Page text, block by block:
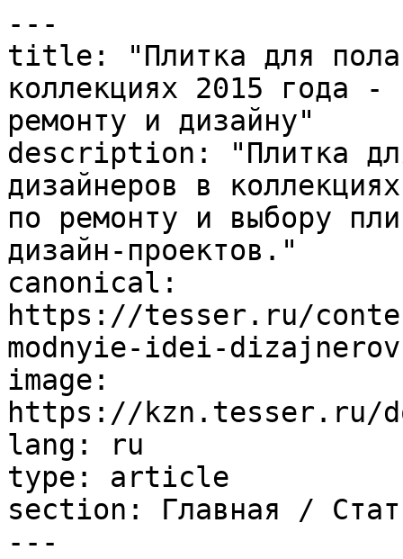
---
title: "Плитка для пола:
коллекциях 2015 года -
ремонту и дизайну"
description: "Плитка
дизайнеров в
по ремонту и выбору
дизайн-проектов."
canonical:
https://tesser.ru/
modnyie-idei-
image:
https://kzn.tesser.ru/
lang: ru
type: article
section: Главная /
---